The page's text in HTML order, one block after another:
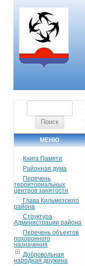
МЕНЮ
Книга Памяти
Районная дума
Перечень
территориальных
центров занятости
Глава Кильмезского
района
Структура
Администрации района
Перечень объектов
похоронного
назначения
Добровольная
народная дружина